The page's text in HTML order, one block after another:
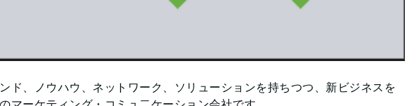
ド、ノウハウ、ネットワーク、ソリューションを持ちつつ、新ビジネスを